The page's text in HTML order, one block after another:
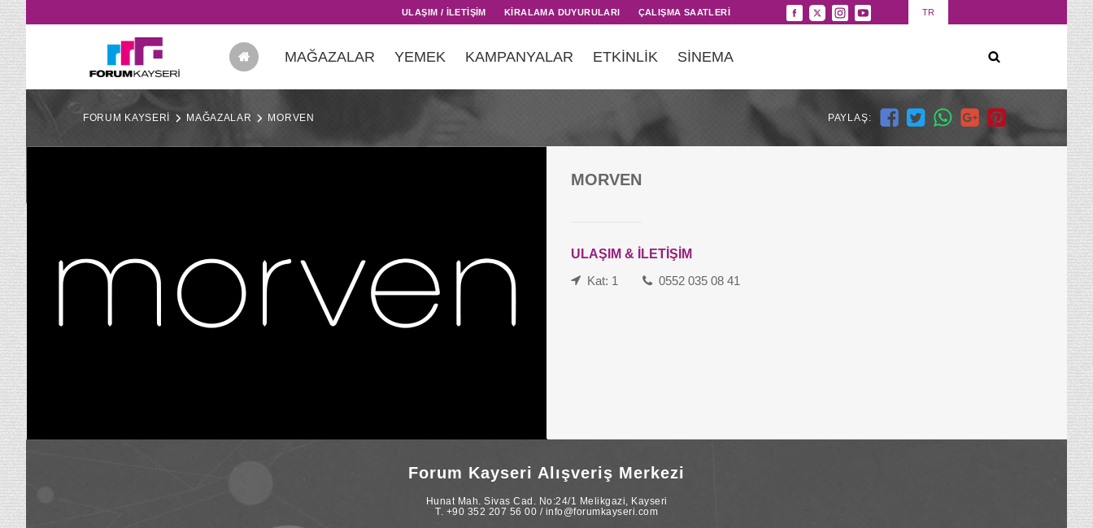
ULAŞIM / İLETİŞİM KİRALAMA DUYURULARI ÇALIŞMA SAATLERİ TR
MAĞAZALAR YEMEK KAMPANYALAR ETKİNLİK SİNEMA
FORUM KAYSERİ MAĞAZALAR MORVEN PAYLAŞ:
MORVEN
ULAŞIM & İLETİŞİM
Kat: 1
0552 035 08 41
Forum Kayseri Alışveriş Merkezi
Hunat Mah. Sivas Cad. No:24/1 Melikgazi, Kayseri
T. +90 352 207 56 00 / info@forumkayseri.com